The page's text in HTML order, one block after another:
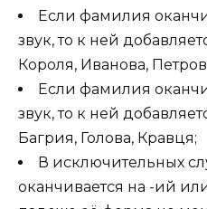
Если фамилия
звук, то к ней
Короля, Иванова,
Если фамилия
звук, то к ней
Багрия, Голова, Кравця;
В исключительных
оканчивается на -ий